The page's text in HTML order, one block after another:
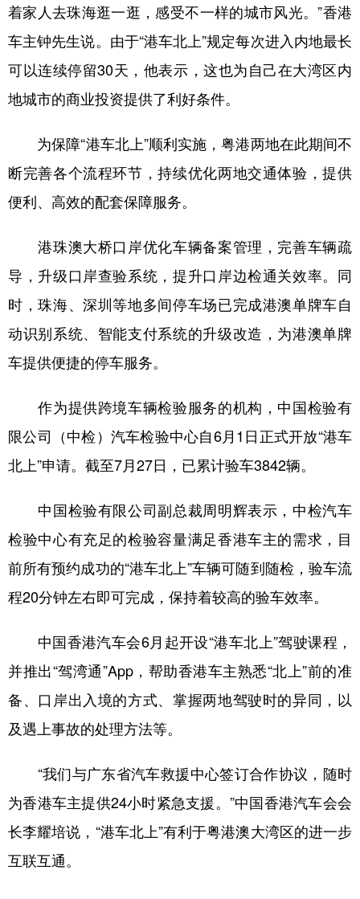
着家人去珠海逛一逛，感受不一样的城市风光。”香港
车主钟先生说。由于“港车北上”规定每次进入内地最长
可以连续停留30天，他表示，这也为自己在大湾区内
地城市的商业投资提供了利好条件。
为保障“港车北上”顺利实施，粤港两地在此期间不
断完善各个流程环节，持续优化两地交通体验，提供
便利、高效的配套保障服务。
港珠澳大桥口岸优化车辆备案管理，完善车辆疏
导，升级口岸查验系统，提升口岸边检通关效率。同
时，珠海、深圳等地多间停车场已完成港澳单牌车自
动识别系统、智能支付系统的升级改造，为港澳单牌
车提供便捷的停车服务。
作为提供跨境车辆检验服务的机构，中国检验有
限公司（中检）汽车检验中心自6月1日正式开放“港车
北上”申请。截至7月27日，已累计验车3842辆。
中国检验有限公司副总裁周明辉表示，中检汽车
检验中心有充足的检验容量满足香港车主的需求，目
前所有预约成功的“港车北上”车辆可随到随检，验车流
程20分钟左右即可完成，保持着较高的验车效率。
中国香港汽车会6月起开设“港车北上”驾驶课程，
并推出“驾湾通”App，帮助香港车主熟悉“北上”前的准
备、口岸出入境的方式、掌握两地驾驶时的异同，以
及遇上事故的处理方法等。
“我们与广东省汽车救援中心签订合作协议，随时
为香港车主提供24小时紧急支援。”中国香港汽车会会
长李耀培说，“港车北上”有利于粤港澳大湾区的进一步
互联互通。